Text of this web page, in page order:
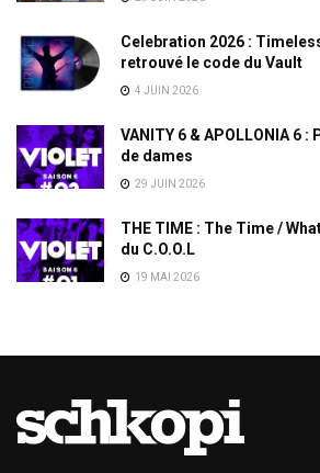
Celebration 2026 :
retrouvé le code du Vault
4 JUIN 2026
VANITY 6 & APOLLONIA 6
de dames
29 JUIN 2026
THE TIME : The Time /
du C.O.O.L
19 MAI 2026